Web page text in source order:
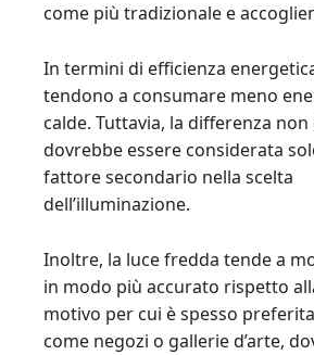
come più tradizionale e
In termini di efficienza
tendono a consumare meno
calde. Tuttavia, la differenza
dovrebbe essere considerata
fattore secondario nella scelta
dell’illuminazione.
Inoltre, la luce fredda tende a
in modo più accurato rispetto
motivo per cui è spesso
come negozi o gallerie d’arte,